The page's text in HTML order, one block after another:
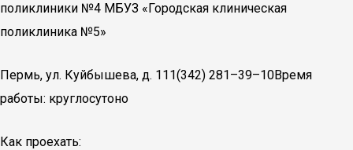
поликлиники №4 МБУЗ «Городская клиническая
поликлиника №5»
Пермь, ул. Куйбышева, д. 111(342) 281–39–10Время
работы: круглосутоно
Как проехать: